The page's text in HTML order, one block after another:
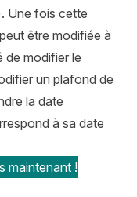
Une fois cette
être modifiée à
de modifier le
un plafond de
la date
à sa date
maintenant !